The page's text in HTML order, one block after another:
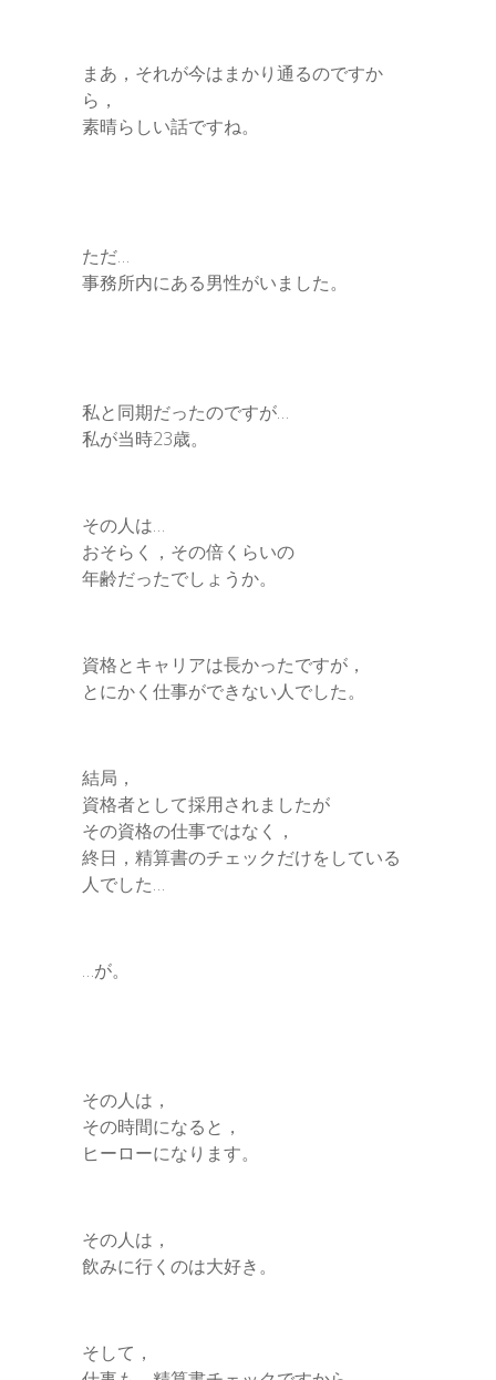
まあ，それが今はまかり通るのですか
ら，
素晴らしい話ですね。
ただ…
事務所内にある男性がいました。
私と同期だったのですが…
私が当時23歳。
その人は…
おそらく，その倍くらいの
年齢だったでしょうか。
資格とキャリアは長かったですが，
とにかく仕事ができない人でした。
結局，
資格者として採用されましたが
その資格の仕事ではなく，
終日，精算書のチェックだけをしている
人でした…
…が。
その人は，
その時間になると，
ヒーローになります。
その人は，
飲みに行くのは大好き。
そして，